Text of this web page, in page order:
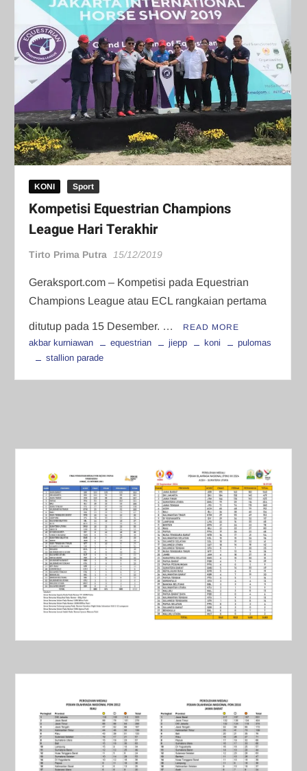
KONI Sport
Kompetisi Equestrian Champions
League Hari Terakhir
Tirto Prima Putra 15/12/2019
Geraksport.com – Kompetisi pada Equestrian
Champions League atau ECL rangkaian pertama
ditutup pada 15 Desember. … READ MORE
akbar kurniawan equestrian jiepp koni
pulomas
stallion parade